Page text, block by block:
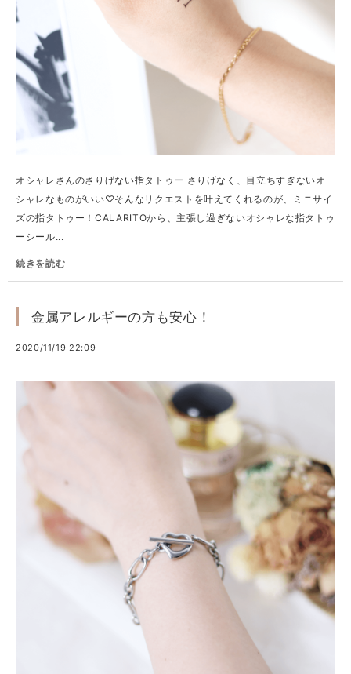
オシャレさんのさりげない指タトゥー さりげなく、目立ちすぎないオ
シャレなものがいい♡そんなリクエストを叶えてくれるのが、ミニサイ
ズの指タトゥー！CALARITOから、主張し過ぎないオシャレな指タトゥ
ーシール...
続きを読む
金属アレルギーの方も安心！
2020/11/19 22:09